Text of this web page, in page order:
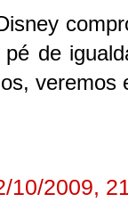
de
10/2009,